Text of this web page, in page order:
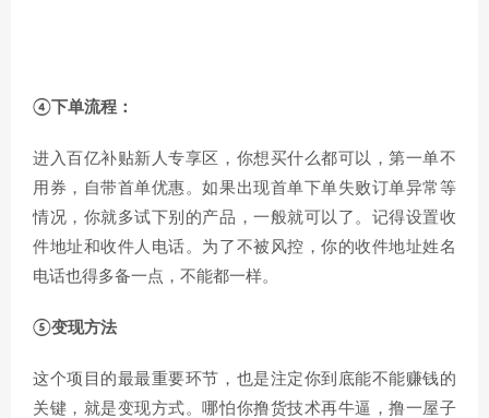
④下单流程：
进入百亿补贴新人专享区，你想买什么都可以，第一单不
用券，自带首单优惠。如果出现首单下单失败订单异常等
情况，你就多试下别的产品，一般就可以了。记得设置收
件地址和收件人电话。为了不被风控，你的收件地址姓名
电话也得多备一点，不能都一样。
⑤变现方法
这个项目的最最重要环节，也是注定你到底能不能赚钱的
关键，就是变现方式。哪怕你撸货技术再牛逼，撸一屋子